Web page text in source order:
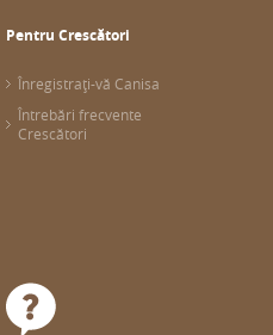
Pentru Crescători
Înregistrați-vă Canisa
Întrebări frecvente
Crescători